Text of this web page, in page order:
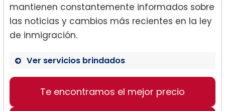
mantienen constantemente informados sobre
las noticias y cambios más recientes en la ley
de inmigración.
Ver servicios brindados
Visas familiares:
Te encontramos el mejor precio